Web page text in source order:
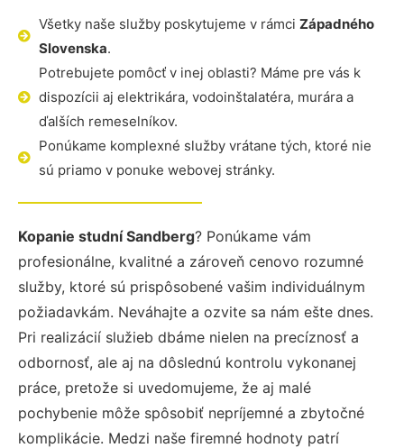
Všetky naše služby poskytujeme v rámci Západného
Slovenska.
Potrebujete pomôcť v inej oblasti? Máme pre vás k
dispozícii aj elektrikára, vodoinštalatéra, murára a
ďalších remeselníkov.
Ponúkame komplexné služby vrátane tých, ktoré nie
sú priamo v ponuke webovej stránky.
Kopanie studní Sandberg? Ponúkame vám
profesionálne, kvalitné a zároveň cenovo rozumné
služby, ktoré sú prispôsobené vašim individuálnym
požiadavkám. Neváhajte a ozvite sa nám ešte dnes.
Pri realizácií služieb dbáme nielen na precíznosť a
odbornosť, ale aj na dôslednú kontrolu vykonanej
práce, pretože si uvedomujeme, že aj malé
pochybenie môže spôsobiť nepríjemné a zbytočné
komplikácie. Medzi naše firemné hodnoty patrí